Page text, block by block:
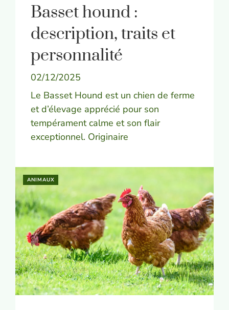
Basset hound :
description, traits et
personnalité
02/12/2025
Le Basset Hound est un chien de ferme
et d’élevage apprécié pour son
tempérament calme et son flair
exceptionnel. Originaire
ANIMAUX